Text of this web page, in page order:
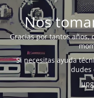
Nos
Gracias por tantos años,
Si necesitas ayuda
dudes